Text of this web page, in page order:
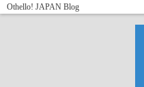
Othello! JAPAN Blog